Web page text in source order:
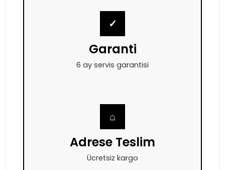
✓
Garanti
6 ay servis garantisi
⌂
Adrese Teslim
Ücretsiz kargo